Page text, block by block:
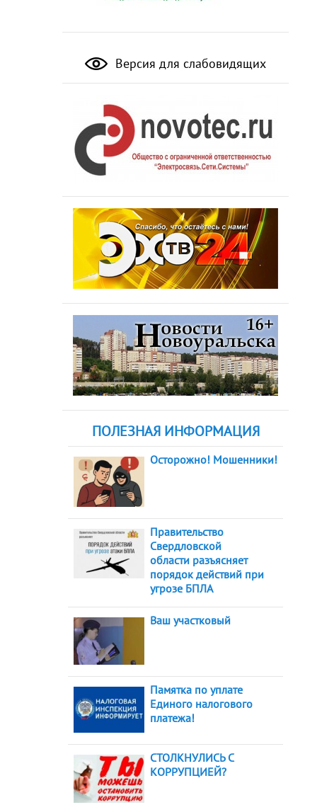
Версия для слабовидящих
ПОЛЕЗНАЯ ИНФОРМАЦИЯ
Осторожно! Мошенники!
Правительство
Свердловской
области разъясняет
порядок действий при
угрозе БПЛА
Ваш участковый
Памятка по уплате
Единого налогового
платежа!
СТОЛКНУЛИСЬ С
КОРРУПЦИЕЙ?